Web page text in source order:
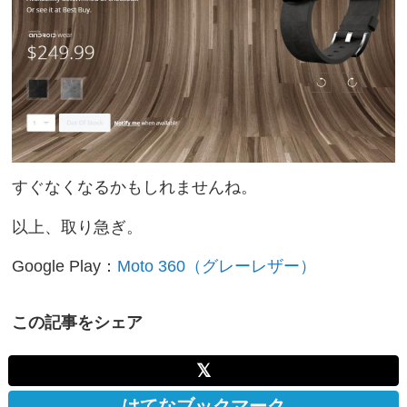
すぐなくなるかもしれませんね。
以上、取り急ぎ。
Google Play： Moto 360（グレーレザー）
この記事をシェア
𝕏